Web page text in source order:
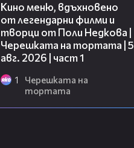
Кино меню, вдъхновено
от легендарни филми и
творци от Поли Недкова |
Черешката на тортата | 5
авг. 2026 | част 1
1
Черешката на
тортата